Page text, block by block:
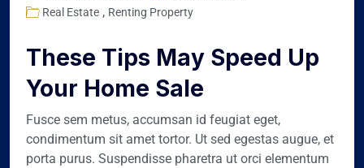
Real Estate , Renting Property
These Tips May Speed Up
Your Home Sale
Fusce sem metus, accumsan id feugiat eget,
condimentum sit amet tortor. Ut sed egestas augue, et
porta purus. Suspendisse pharetra ut orci elementum